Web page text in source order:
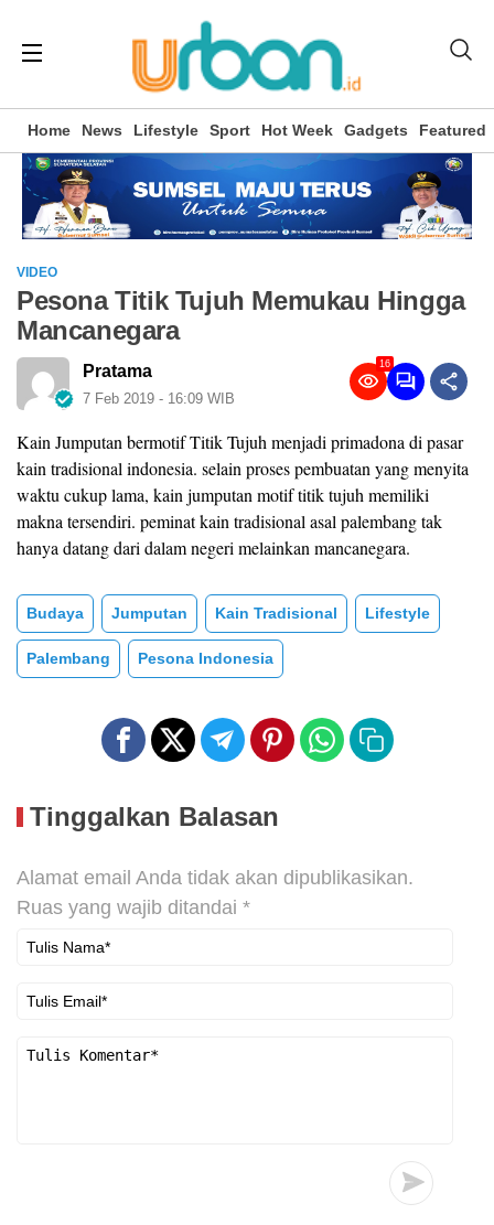
Home News Lifestyle Sport Hot Week Gadgets Featured
VIDEO
Pesona Titik Tujuh Memukau Hingga
Mancanegara
Pratama
7 Feb 2019 - 16:09 WIB
16
Kain Jumputan bermotif Titik Tujuh menjadi primadona di pasar
kain tradisional indonesia. selain proses pembuatan yang menyita
waktu cukup lama, kain jumputan motif titik tujuh memiliki
makna tersendiri. peminat kain tradisional asal palembang tak
hanya datang dari dalam negeri melainkan mancanegara.
Budaya Jumputan Kain Tradisional Lifestyle
Palembang Pesona Indonesia
Tinggalkan Balasan
Alamat email Anda tidak akan dipublikasikan.
Ruas yang wajib ditandai *